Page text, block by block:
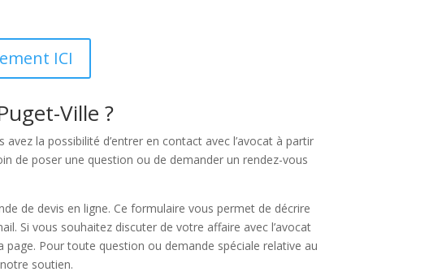
ICI
Ville ?
la possibilité d’entrer en contact avec l’avocat à partir
de poser une question ou de demander un rendez-vous
de devis en ligne. Ce formulaire vous permet de décrire
Si vous souhaitez discuter de votre affaire avec l’avocat
Pour toute question ou demande spéciale relative au
soutien.